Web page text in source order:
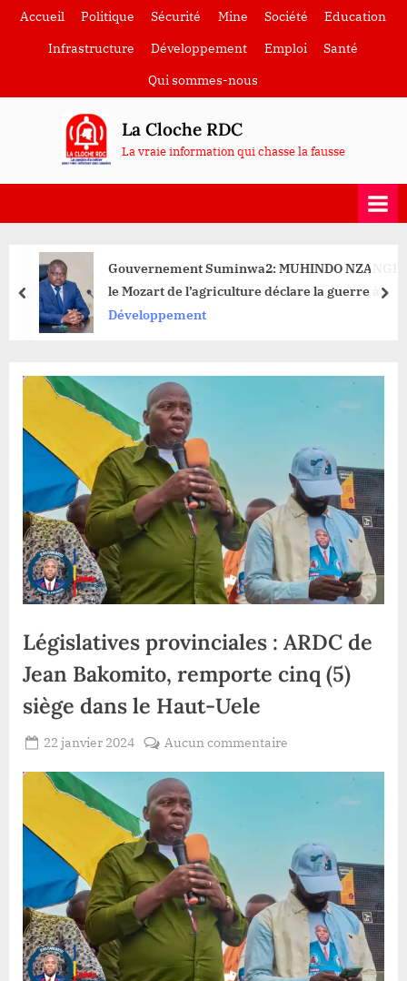
SkipAccueil Politique Sécurité Mine Société
Education
Infrastructure
Développement Emploi
Santé
Qui sommes-nous
La Cloche RDC
La vraie information qui chasse la fausse
Gouvernement Suminwa2: MUHINDO NZANGI
le Mozart de l’agriculture déclare la guerre à
l’insécurité alimentaire
Développement
prev
Législatives provinciales : ARDC de
Jean Bakomito, remporte cinq (5)
siège dans le Haut-Uele
Posted
22 janvier 2024
VYAVU
Aucun commentaire
provinciales
de
Jean
Bakomito,
remporte
cinq
(5)
siège